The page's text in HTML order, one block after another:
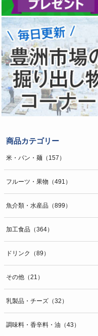
商品カテゴリー
米・パン・麺（157）
フルーツ・果物（491）
魚介類・水産品（899）
加工食品（364）
ドリンク（89）
その他（21）
乳製品・チーズ（32）
調味料・香辛料・油（43）